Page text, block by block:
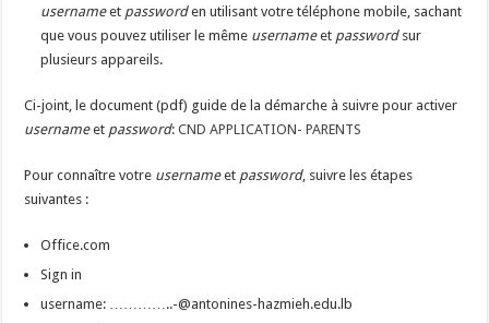
usernameet passworden utilisant votre téléphone mobile, sachant
que vous pouvez utiliser le même usernameet passwordsur
plusieurs appareils.
Ci-joint, le document (pdf) guide de la démarche à suivre pour activer
usernameet password:CND APPLICATION- PARENTS
Pour connaître votre usernameet password, suivre les étapes
suivantes :
Office.com
Sign in
username: …………..-@antonines-hazmieh.edu.lb